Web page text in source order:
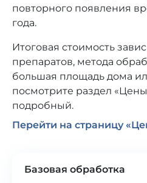
Огнёвки
повторного появления
года.
Итоговая стоимость
препаратов, метода
большая площадь дома
посмотрите раздел
подробный.
Перейти на страницу
Базовая обработка